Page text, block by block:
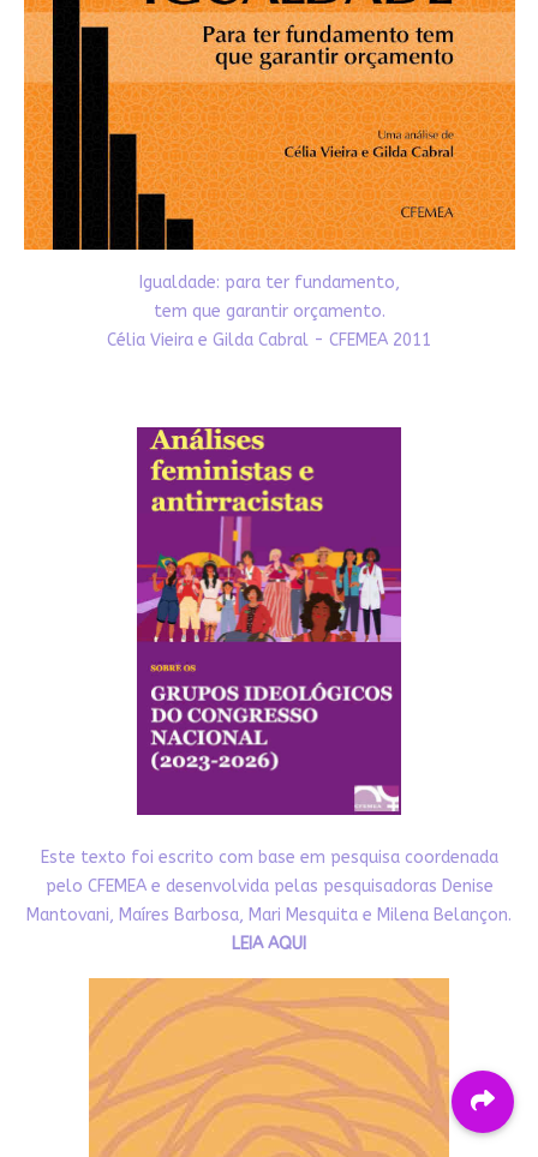
Igualdade: para ter fundamento,
tem que garantir orçamento.
Célia Vieira e Gilda Cabral - CFEMEA 2011
Este texto foi escrito com base em pesquisa coordenada
pelo CFEMEA e desenvolvida pelas pesquisadoras Denise
Mantovani, Maíres Barbosa, Mari Mesquita e Milena Belançon.
LEIA AQUI